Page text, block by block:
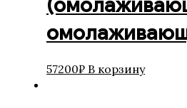
57200₽ В корзину